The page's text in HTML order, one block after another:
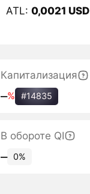
ATL: 0,0021 USD
Капитализация
‒% #14835
В обороте QI
‒ 0%